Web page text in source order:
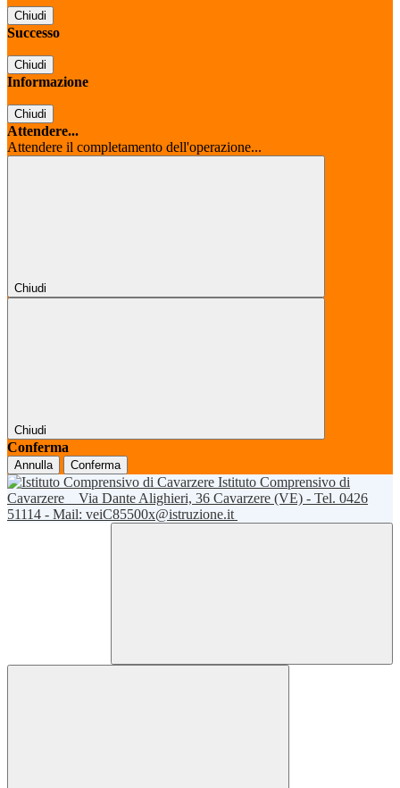
Chiudi
Successo
Chiudi
Informazione
Chiudi
Attendere...
Attendere il completamento dell'operazione...
Chiudi
Chiudi
Conferma
Annulla Conferma
Istituto Comprensivo di
Cavarzere
Via Dante Alighieri, 36 Cavarzere (VE) - Tel. 0426
51114 - Mail: veiC85500x@istruzione.it